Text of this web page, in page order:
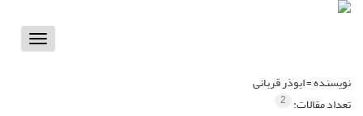
Toggle
نویسنده =ابوذر قربانی
تعداد مقالات: 2